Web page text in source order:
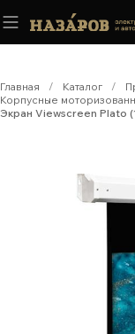
Главная / Каталог /
Корпусные
Экран Viewscreen Plato